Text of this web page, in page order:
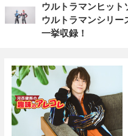
ウルトラマンヒッ
ウルトラマンシリー
一挙収録！